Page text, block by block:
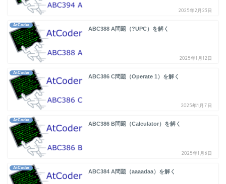
2025年2月23日
AtCoder
ABC388 A問題（?UPC）を解く
2025年1月12日
AtCoder
ABC386 C問題（Operate 1）を解く
2025年1月7日
AtCoder
ABC386 B問題（Calculator）を解く
2025年1月6日
AtCoder
ABC384 A問題（aaaadaa）を解く